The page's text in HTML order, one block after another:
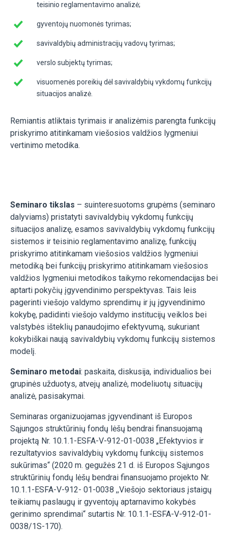
teisinio reglamentavimo analizė;
gyventojų nuomonės tyrimas;
savivaldybių administracijų vadovų tyrimas;
verslo subjektų tyrimas;
visuomenės poreikių dėl savivaldybių vykdomų funkcijų
situacijos analizė.
Remiantis atliktais tyrimais ir analizėmis parengta funkcijų
priskyrimo atitinkamam viešosios valdžios lygmeniui
vertinimo metodika.
Seminaro tikslas – suinteresuotoms grupėms (seminaro
dalyviams) pristatyti savivaldybių vykdomų funkcijų
situacijos analizę, esamos savivaldybių vykdomų funkcijų
sistemos ir teisinio reglamentavimo analizę, funkcijų
priskyrimo atitinkamam viešosios valdžios lygmeniui
metodiką bei funkcijų priskyrimo atitinkamam viešosios
valdžios lygmeniui metodikos taikymo rekomendacijas bei
aptarti pokyčių įgyvendinimo perspektyvas. Tais leis
pagerinti viešojo valdymo sprendimų ir jų įgyvendinimo
kokybę, padidinti viešojo valdymo institucijų veiklos bei
valstybės išteklių panaudojimo efektyvumą, sukuriant
kokybiškai naują savivaldybių vykdomų funkcijų sistemos
modelį.
Seminaro metodai: paskaita, diskusija, individualios bei
grupinės užduotys, atvejų analizė, modeliuotų situacijų
analizė, pasisakymai.
Seminaras organizuojamas įgyvendinant iš Europos
Sąjungos struktūrinių fondų lėšų bendrai finansuojamą
projektą Nr. 10.1.1-ESFA-V-912-01-0038 „Efektyvios ir
rezultatyvios savivaldybių vykdomų funkcijų sistemos
sukūrimas“ (2020 m. gegužės 21 d. iš Europos Sąjungos
struktūrinių fondų lėšų bendrai finansuojamo projekto Nr.
10.1.1-ESFA-V-912- 01-0038 ,,Viešojo sektoriaus įstaigų
teikiamų paslaugų ir gyventojų aptarnavimo kokybės
gerinimo sprendimai“ sutartis Nr. 10.1.1-ESFA-V-912-01-
0038/1S-170).